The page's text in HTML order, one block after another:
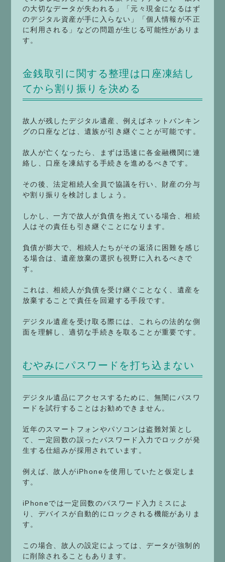
の大切なデータが失われる」「元々現金になるはず
のデジタル資産が手に入らない」「個人情報が不正
に利用される」などの問題が生じる可能性がありま
す。
金銭取引に関する整理は口座凍結し
てから割り振りを決める
故人が残したデジタル遺産、例えばネットバンキン
グの口座などは、遺族が引き継ぐことが可能です。
故人が亡くなったら、まずは迅速に各金融機関に連
絡し、口座を凍結する手続きを進めるべきです。
その後、法定相続人全員で協議を行い、財産の分与
や割り振りを検討しましょう。
しかし、一方で故人が負債を抱えている場合、相続
人はその責任も引き継ぐことになります。
負債が膨大で、相続人たちがその返済に困難を感じ
る場合は、遺産放棄の選択も視野に入れるべきで
す。
これは、相続人が負債を受け継ぐことなく、遺産を
放棄することで責任を回避する手段です。
デジタル遺産を受け取る際には、これらの法的な側
面を理解し、適切な手続きを取ることが重要です。
むやみにパスワードを打ち込まない
デジタル遺品にアクセスするために、無闇にパスワ
ードを試行することはお勧めできません。
近年のスマートフォンやパソコンは盗難対策とし
て、一定回数の誤ったパスワード入力でロックが発
生する仕組みが採用されています。
例えば、故人がiPhoneを使用していたと仮定しま
す。
iPhoneでは一定回数のパスワード入力ミスによ
り、デバイスが自動的にロックされる機能がありま
す。
この場合、故人の設定によっては、データが強制的
に削除されることもあります。